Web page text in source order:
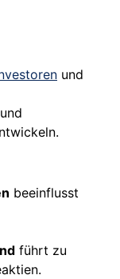
und
und
beeinflusst
führt zu